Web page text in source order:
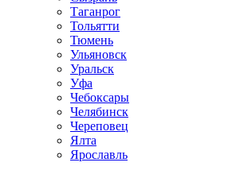
Таганрог
Тольятти
Тюмень
Ульяновск
Уральск
Уфа
Чебоксары
Челябинск
Череповец
Ялта
Ярославль